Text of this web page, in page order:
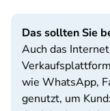
Das sollten Sie
Auch das
wie WhatsApp,
genutzt, um